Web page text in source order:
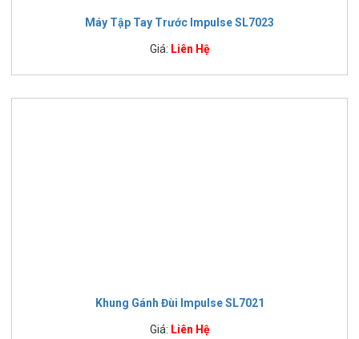
Máy Tập Tay Trước Impulse SL7023
Giá: Liên Hệ
Khung Gánh Đùi Impulse SL7021
Giá: Liên Hệ